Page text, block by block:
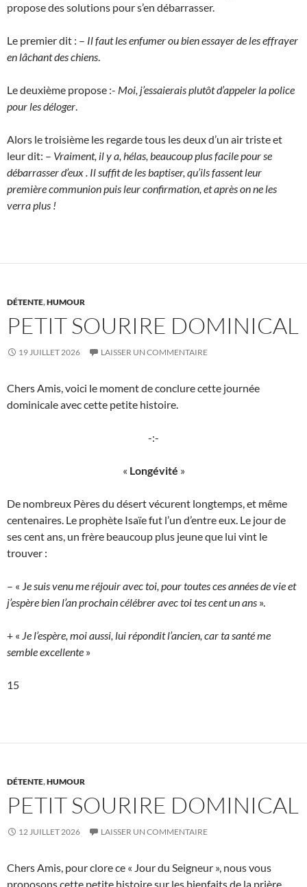
propose des solutions pour s’en débarrasser.
Le premier dit : – Il faut les enfumer ou bien essayer de les effrayer
en lâchant des chiens.
Le deuxième propose :- Moi, j’essaierais plutôt d’appeler la police
pour les déloger.
Alors le troisième les regarde tous les deux d’un air triste et
leur dit: – Vraiment, il y a, hélas, beaucoup plus facile pour se
débarrasser d’eux . Il suffit de les baptiser, qu’ils fassent leur
première communion puis leur confirmation, et après on ne les
verra plus !
DÉTENTE,HUMOUR
PETIT SOURIRE DOMINICAL
19 JUILLET 2026 LAISSER UN COMMENTAIRE
Chers Amis, voici le moment de conclure cette journée
dominicale avec cette petite histoire.
-:-
« Longévité »
De nombreux Pères du désert vécurent longtemps, et même
centenaires. Le prophète Isaïe fut l’un d’entre eux. Le jour de
ses cent ans, un frère beaucoup plus jeune que lui vint le
trouver :
– « Je suis venu me réjouir avec toi, pour toutes ces années de vie et
j’espère bien l’an prochain célébrer avec toi tes cent un ans ».
+ « Je l’espère, moi aussi, lui répondit l’ancien, car ta santé me
semble excellente »
15
DÉTENTE,HUMOUR
PETIT SOURIRE DOMINICAL
12 JUILLET 2026 LAISSER UN COMMENTAIRE
Chers Amis, pour clore ce « Jour du Seigneur », nous vous
proposons cette petite histoire sur les bienfaits de la prière.